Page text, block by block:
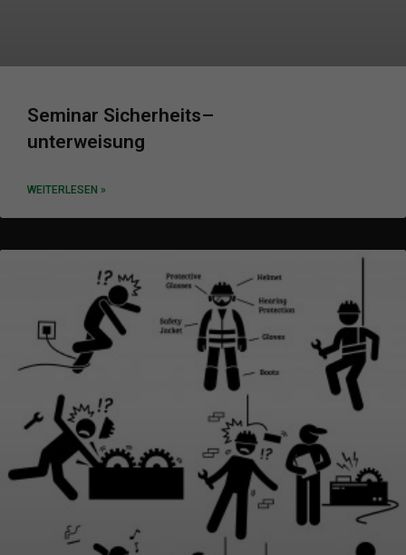
Seminar Sicherheits–
unterweisung
WEITERLESEN »